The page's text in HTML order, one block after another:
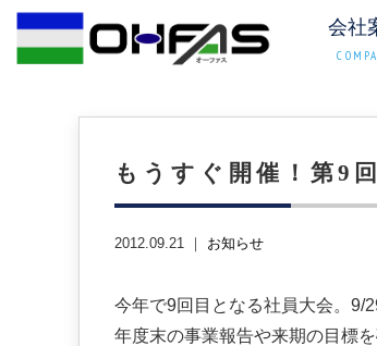
会社
もうすぐ開催！第9
2012.09.21 ｜ お知らせ
今年で9回目となる社員大会。9/
年度末の事業報告や来期の目標